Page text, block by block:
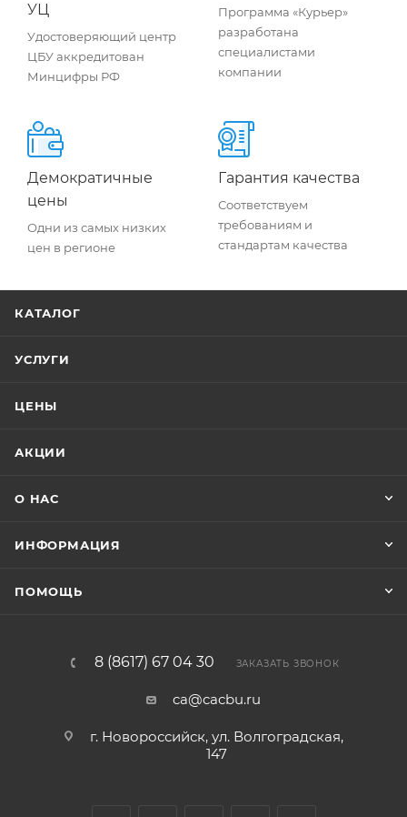
УЦ
Удостоверяющий центр
ЦБУ аккредитован
Минцифры РФ
Программа «Курьер»
разработана
специалистами
компании
Демократичные
цены
Одни из самых низких
цен в регионе
Гарантия качества
Соответствуем
требованиям и
стандартам качества
КАТАЛОГ
УСЛУГИ
ЦЕНЫ
АКЦИИ
О НАС
ИНФОРМАЦИЯ
ПОМОЩЬ
8 (8617) 67 04 30 ЗАКАЗАТЬ ЗВОНОК
ca@cacbu.ru
г. Новороссийск, ул. Волгоградская,
147